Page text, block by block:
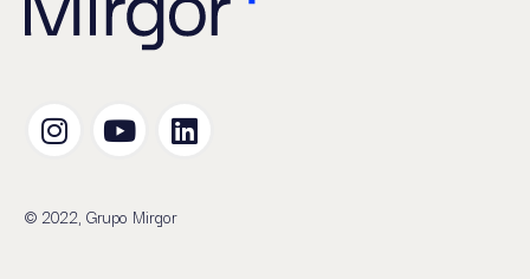
© 2022, Grupo Mirgor